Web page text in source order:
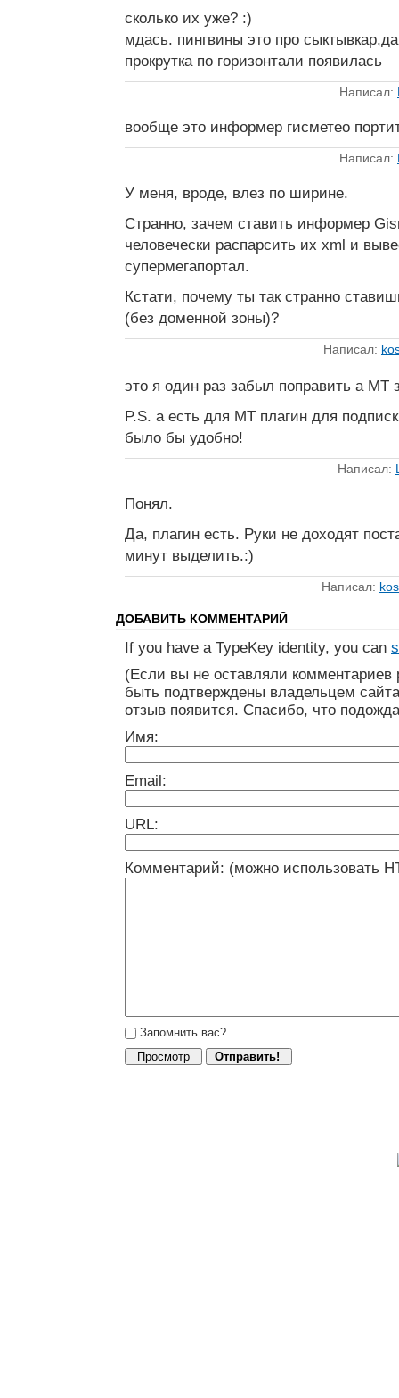
сколько их уже? :)
мдась. пингвины это про
прокрутка по горизонтали появилась
Написал:
вообще это информер гисметео
Написал:
У меня, вроде, влез по ширине.
Странно, зачем ставить информер
человечески распарсить их xml и
супермегапортал.
Кстати, почему ты так странно
(без доменной зоны)?
Написал:
это я один раз забыл поправить а MT
P.S. а есть для МТ плагин для
было бы удобно!
Написал:
Понял.
Да, плагин есть. Руки не доходят
минут выделить.:)
Написал:
ДОБАВИТЬ КОММЕНТАРИЙ
If you have a TypeKey identity, you can
(Если вы не оставляли
быть подтверждены владельцем
отзыв появится. Спасибо, что
Имя:
Email:
URL:
Комментарий: (можно использовать
Запомнить вас?